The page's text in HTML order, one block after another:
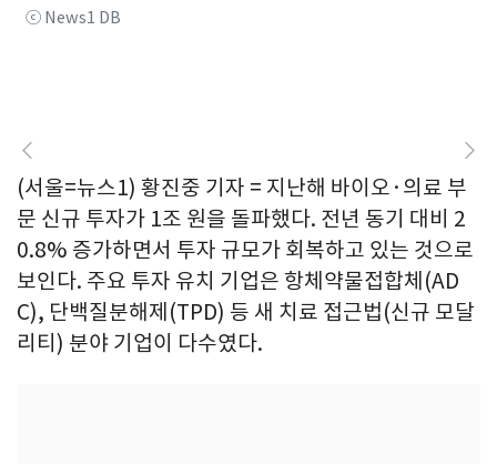
ⓒ News1 DB
(서울=뉴스1) 황진중 기자 = 지난해 바이오·의료 부
문 신규 투자가 1조 원을 돌파했다. 전년 동기 대비 2
0.8% 증가하면서 투자 규모가 회복하고 있는 것으로
보인다. 주요 투자 유치 기업은 항체약물접합체(AD
C), 단백질분해제(TPD) 등 새 치료 접근법(신규 모달
리티) 분야 기업이 다수였다.